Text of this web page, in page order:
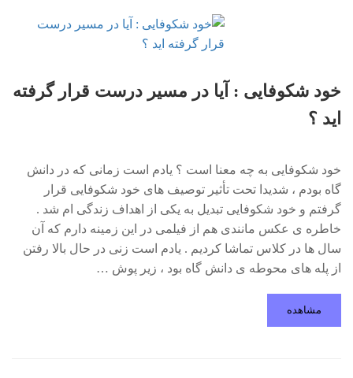
خود شکوفایی : آیا در مسیر درست قرار گرفته
اید ؟
خود شکوفایی به چه معنا است ؟ یادم است زمانی که در دانش
گاه بودم ، شدیدا تحت تأثیر توصیف های خود شکوفایی قرار
گرفتم و خود شکوفایی تبدیل به یکی از اهداف زندگی ام شد .
خاطره ی عکس مانندی هم از فیلمی در این زمینه دارم که آن
سال­ ها در کلاس تماشا کردیم . یادم است زنی در حال بالا رفتن
از پله های محوطه ی دانش گاه بود ، زیر پوش …
مشاهده